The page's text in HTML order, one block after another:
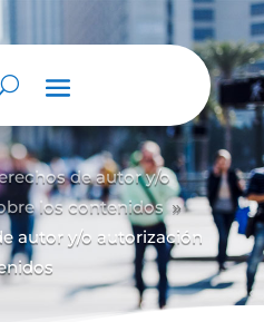
de autor y/o
los contenidos 9
autor y/o autorización